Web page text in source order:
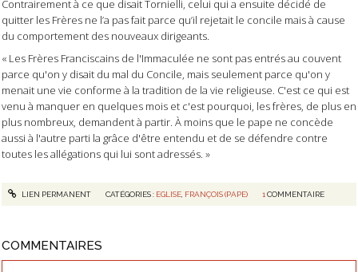
Contrairement à ce que disait Tornielli, celui qui a ensuite décidé de
quitter les Frères ne l’a pas fait parce qu’il rejetait le concile mais à cause
du comportement des nouveaux dirigeants.
« Les Frères Franciscains de l'Immaculée ne sont pas entrés au couvent
parce qu'on y disait du mal du Concile, mais seulement parce qu'on y
menait une vie conforme à la tradition de la vie religieuse. C'est ce qui est
venu à manquer en quelques mois et c'est pourquoi, les frères, de plus en
plus nombreux, demandent à partir. À moins que le pape ne concède
aussi à l'autre parti la grâce d'être entendu et de se défendre contre
toutes les allégations qui lui sont adressés. »
LIEN PERMANENT CATÉGORIES : EGLISE, FRANÇOIS (PAPE) 1COMMENTAIRE
COMMENTAIRES